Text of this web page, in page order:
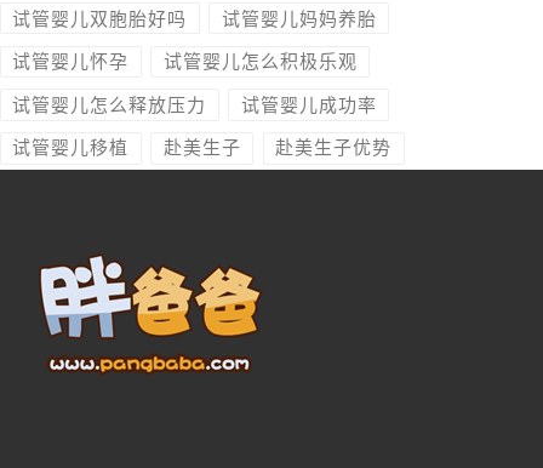
试管婴儿双胞胎好吗 试管婴儿妈妈养胎
试管婴儿怀孕 试管婴儿怎么积极乐观
试管婴儿怎么释放压力 试管婴儿成功率
试管婴儿移植 赴美生子 赴美生子优势